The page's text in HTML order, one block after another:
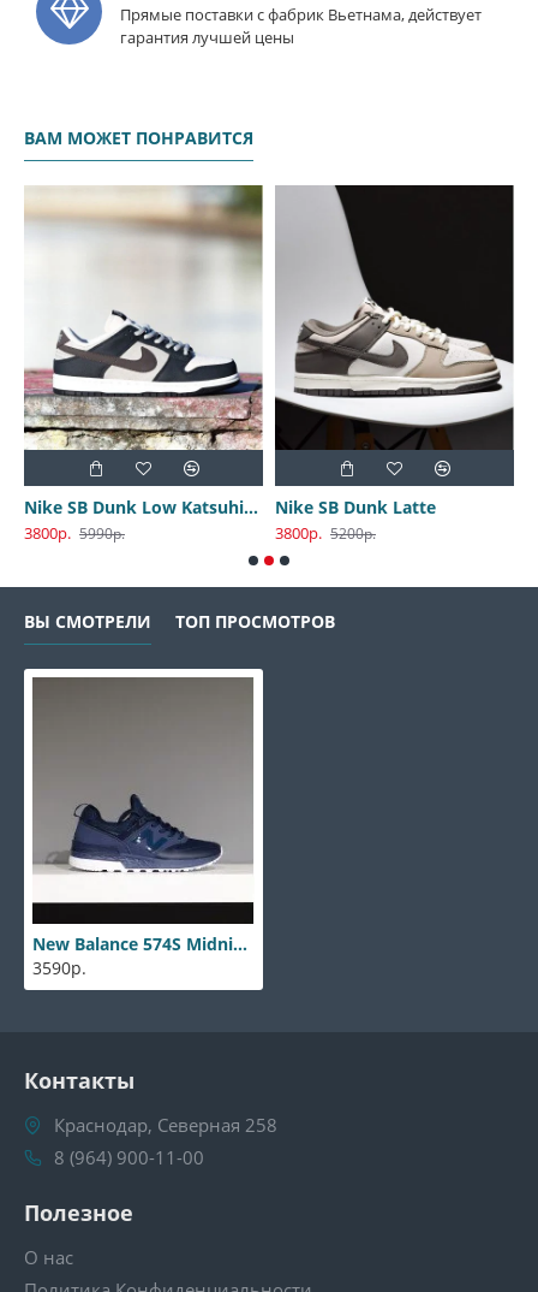
Прямые поставки с фабрик Вьетнама, действует
гарантия лучшей цены
ВАМ МОЖЕТ ПОНРАВИТСЯ
Nike SB Dunk Low Katsuhiro Otomo
3800р. 5990р.
Nike SB Dunk Latte
3800р. 5200р.
ВЫ СМОТРЕЛИ ТОП ПРОСМОТРОВ
New Balance 574S Midnight blue
3590р.
Контакты
Краснодар, Северная 258
8 (964) 900-11-00
Полезное
О нас